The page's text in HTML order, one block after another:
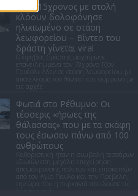
ΗΠΑ: 15χρονος με στολή
κλόουν δολοφόνησε
ηλικιωμένο σε στάση
λεωφορείου – Βίντεο του
δράστη γίνεται viral
Ο έφηβος δράστης μαχαίρωσε
επανειλημμένα τον 78χρονο Τζον
Γουέσλι Αλεν σε στάση λεωφορείου, με
αποτέλεσμα τον θάνατό του, σύμφωνα με
τις αρχές
Φωτιά στο Ρέθυμνο: Οι
τέσσερις «ήρωες της
θάλασσας» που με τα σκάφη
τους έσωσαν πάνω από 100
ανθρώπους
Καθοριστική ήταν η συμβολή τεσσάρων
ιδιωτών στη μεγάλη επιχείρηση
απομάκρυνσης πολιτών και επισκεπτών
από τον Αγιο Παύλο και την Πρέβελη,
την ώρα που η πυρκαγιά απειλούσε τις
δύο περιοχές